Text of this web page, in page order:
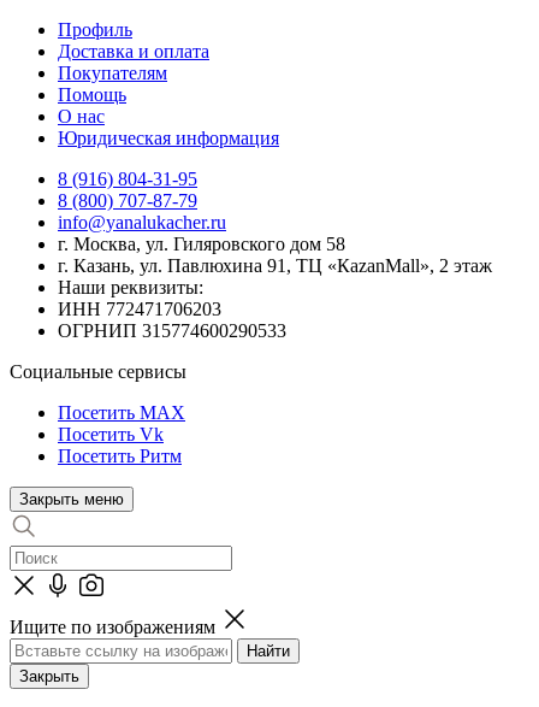
Профиль
Доставка и оплата
Покупателям
Помощь
О нас
Юридическая информация
8 (916) 804-31-95
8 (800) 707-87-79
info@yanalukacher.ru
г. Москва, ул. Гиляровского дом 58
г. Казань, ул. Павлюхина 91, ТЦ «КazanMall», 2 этаж
Наши реквизиты:
ИНН 772471706203
ОГРНИП 315774600290533
Социальные сервисы
Посетить MAX
Посетить Vk
Посетить Ритм
Закрыть меню
Ищите по изображениям
Закрыть